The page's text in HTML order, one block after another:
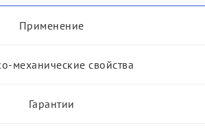
Применение
механические свойства
Гарантии